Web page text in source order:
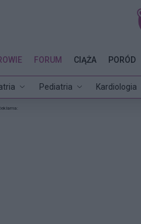
Pediatria Kardiologia
FORUM CIĄŻA PORÓD